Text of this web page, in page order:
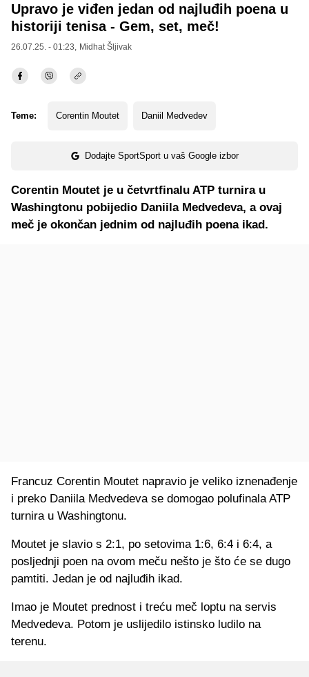
Upravo je viđen jedan od najluđih poena u
historiji tenisa - Gem, set, meč!
26.07.25. - 01:23, Midhat Šljivak
Teme: Corentin Moutet Daniil Medvedev
Dodajte SportSport u vaš Google izbor
Corentin Moutet je u četvrtfinalu ATP turnira u
Washingtonu pobijedio Daniila Medvedeva, a ovaj
meč je okončan jednim od najluđih poena ikad.
Francuz Corentin Moutet napravio je veliko iznenađenje
i preko Daniila Medvedeva se domogao polufinala ATP
turnira u Washingtonu.
Moutet je slavio s 2:1, po setovima 1:6, 6:4 i 6:4, a
posljednji poen na ovom meču nešto je što će se dugo
pamtiti. Jedan je od najluđih ikad.
Imao je Moutet prednost i treću meč loptu na servis
Medvedeva. Potom je uslijedilo istinsko ludilo na
terenu.